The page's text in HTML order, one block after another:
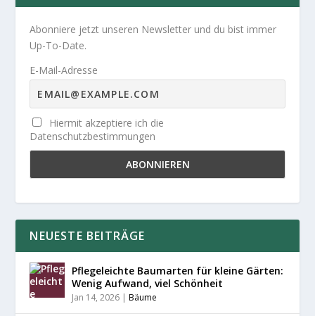
Abonniere jetzt unseren Newsletter und du bist immer
Up-To-Date.
E-Mail-Adresse
Hiermit akzeptiere ich die
Datenschutzbestimmungen
NEUESTE BEITRÄGE
Pflegeleichte Baumarten für kleine Gärten:
Wenig Aufwand, viel Schönheit
Jan 14, 2026 |Bäume